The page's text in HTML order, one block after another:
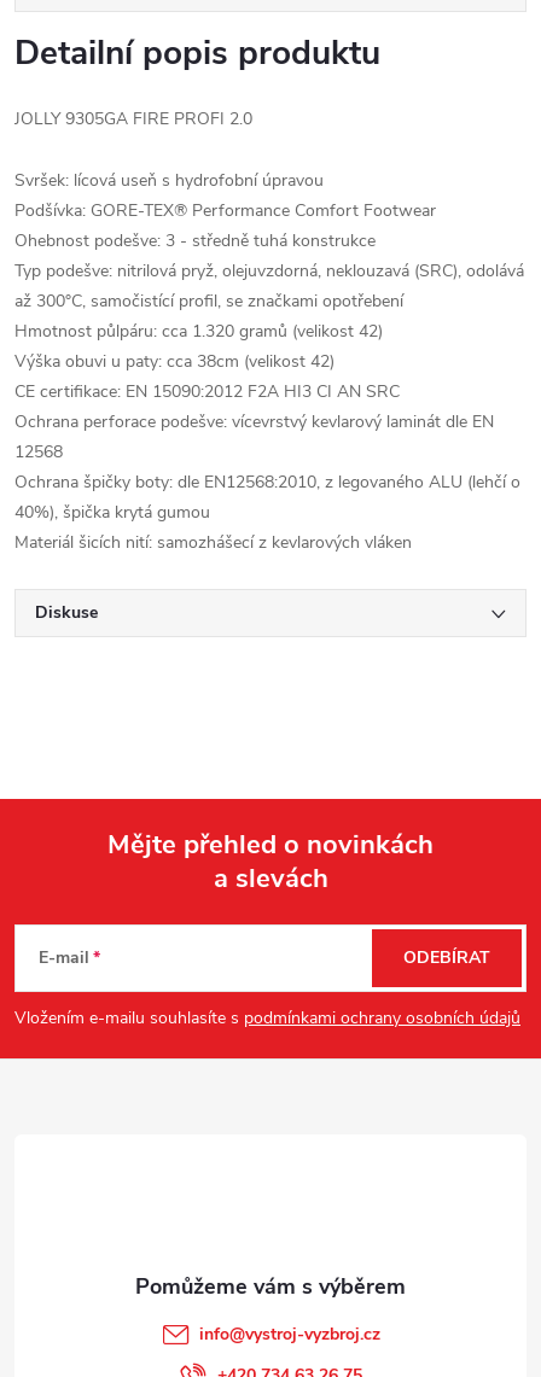
Detailní popis produktu
JOLLY 9305GA FIRE PROFI 2.0
Svršek: lícová useň s hydrofobní úpravou
Podšívka: GORE-TEX® Performance Comfort Footwear
Ohebnost podešve: 3 - středně tuhá konstrukce
Typ podešve: nitrilová pryž, olejuvzdorná, neklouzavá (SRC), odolává
až 300°C, samočistící profil, se značkami opotřebení
Hmotnost půlpáru: cca 1.320 gramů (velikost 42)
Výška obuvi u paty: cca 38cm (velikost 42)
CE certifikace: EN 15090:2012 F2A HI3 CI AN SRC
Ochrana perforace podešve: vícevrstvý kevlarový laminát dle EN
12568
Ochrana špičky boty: dle EN12568:2010, z legovaného ALU (lehčí o
40%), špička krytá gumou
Materiál šicích nití: samozhášecí z kevlarových vláken
Diskuse
p
a
Mějte přehled o novinkách
a slevách
E-mail
Vložením e-mailu souhlasíte s podmínkami ochrany osobních údajů
ODEBÍRAT
info@vystroj-vyzbroj.cz